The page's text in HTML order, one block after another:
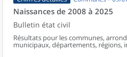
Naissances de 2008 à 2025
Bulletin état civil
Résultats pour les communes,
municipaux, départements, régions,
d’emploi, bassins de vie, unités